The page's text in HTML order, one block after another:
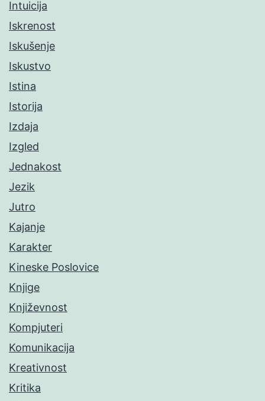
Intuicija
Iskrenost
Iskušenje
Iskustvo
Istina
Istorija
Izdaja
Izgled
Jednakost
Jezik
Jutro
Kajanje
Karakter
Kineske Poslovice
Knjige
Književnost
Kompjuteri
Komunikacija
Kreativnost
Kritika